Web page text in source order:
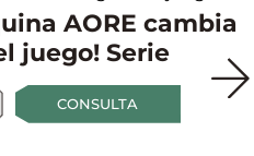
AORE cambia
juego! Serie
CONSULTA